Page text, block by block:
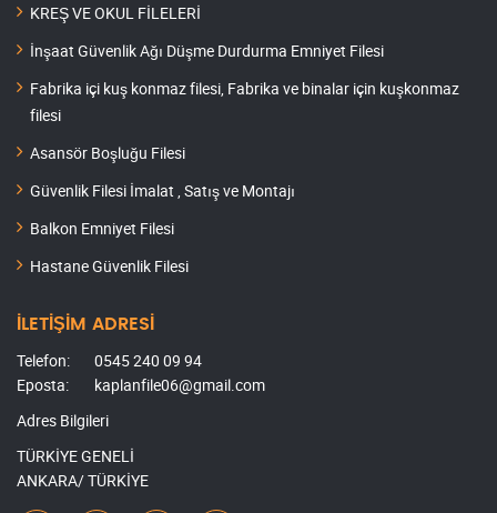
KREŞ VE OKUL FİLELERİ
İnşaat Güvenlik Ağı Düşme Durdurma Emniyet Filesi
Fabrika içi kuş konmaz filesi, Fabrika ve binalar için kuşkonmaz
filesi
Asansör Boşluğu Filesi
Güvenlik Filesi İmalat , Satış ve Montajı
Balkon Emniyet Filesi
Hastane Güvenlik Filesi
İLETİŞİM ADRESİ
Telefon:
0545 240 09 94
Eposta:
kaplanfile06@gmail.com
Adres Bilgileri
TÜRKİYE GENELİ
ANKARA/ TÜRKİYE